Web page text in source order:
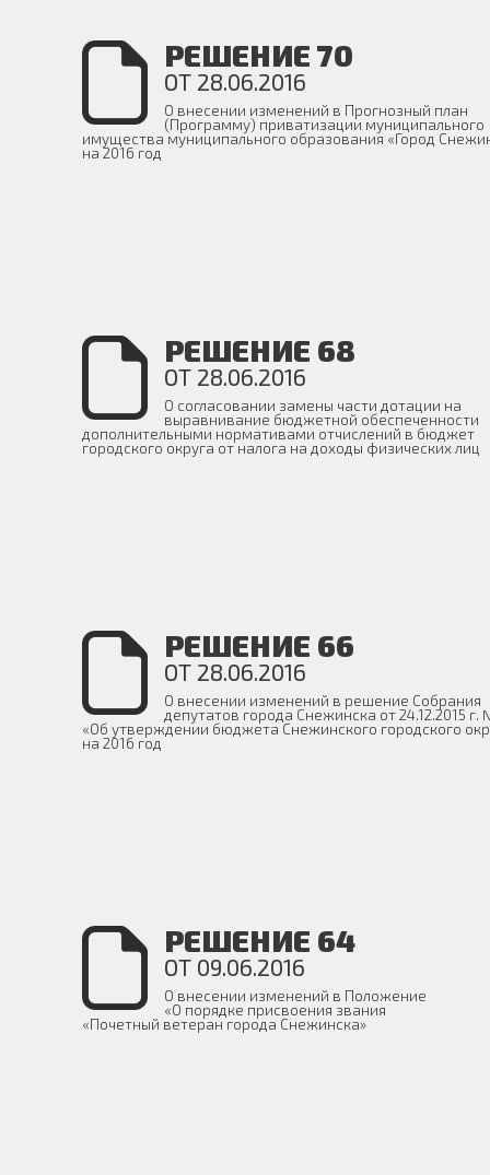
РЕШЕНИЕ 70
ОТ 28.06.2016
О внесении изменений в Прогнозный план
(Программу) приватизации муниципального
имущества муниципального образования «Город
на 2016 год
РЕШЕНИЕ 68
ОТ 28.06.2016
О согласовании замены части дотации на
выравнивание бюджетной обеспеченности
дополнительными нормативами отчислений в бюджет
городского округа от налога на доходы физических лиц
РЕШЕНИЕ 66
ОТ 28.06.2016
О внесении изменений в решение Собрания
депутатов города Снежинска от 24.12.2015 г.
«Об утверждении бюджета Снежинского городского
на 2016 год
РЕШЕНИЕ 64
ОТ 09.06.2016
О внесении изменений в Положение
«О порядке присвоения звания
«Почетный ветеран города Снежинска»